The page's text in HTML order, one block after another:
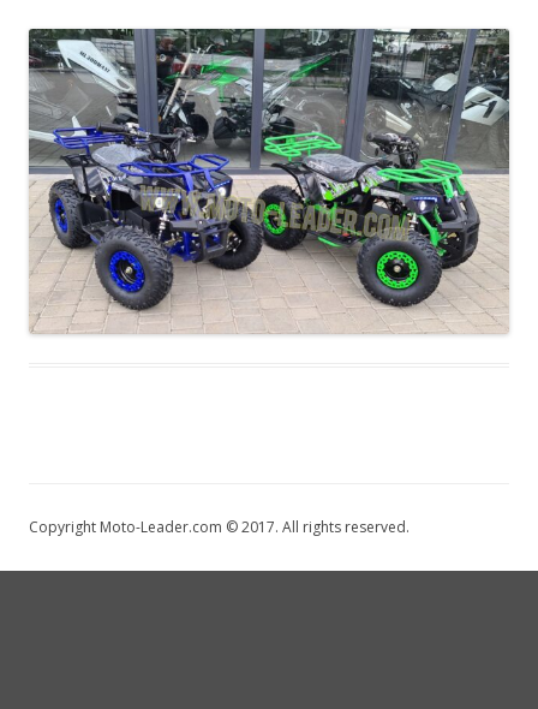
Copyright Moto-Leader.com © 2017. All rights reserved.